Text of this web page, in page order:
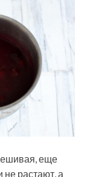
еще
не растают, а